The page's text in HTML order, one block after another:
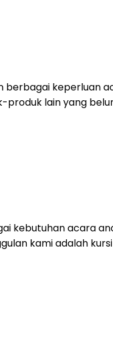
keperluan
produk lain yang
kebutuhan acara
kami adalah